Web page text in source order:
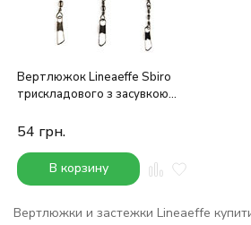
Вертлюжок Lineaeffe Sbiro
трискладового з засувкою
54 грн.
В корзину
Вертлюжки и застежки Lineaeffe